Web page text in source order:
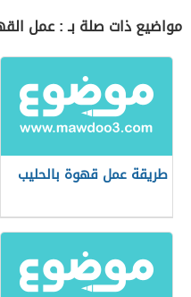
مواضيع ذات صلة بـ : عمل
طريقة عمل قهوة بالحليب